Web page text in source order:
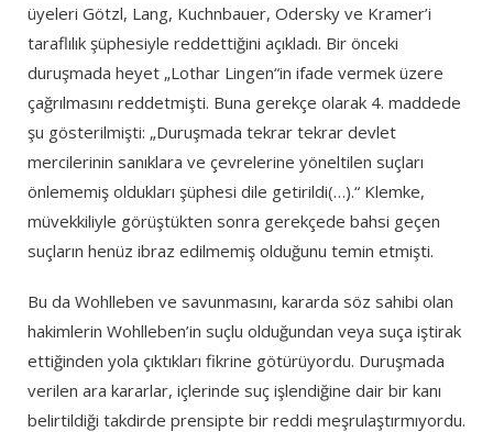
üyeleri Götzl, Lang, Kuchnbauer, Odersky ve Kramer’i
taraflılık şüphesiyle reddettiğini açıkladı. Bir önceki
duruşmada heyet „Lothar Lingen“in ifade vermek üzere
çağrılmasını reddetmişti. Buna gerekçe olarak 4. maddede
şu gösterilmişti: „Duruşmada tekrar tekrar devlet
mercilerinin sanıklara ve çevrelerine yöneltilen suçları
önlememiş oldukları şüphesi dile getirildi(…).“ Klemke,
müvekkiliyle görüştükten sonra gerekçede bahsi geçen
suçların henüz ibraz edilmemiş olduğunu temin etmişti.
Bu da Wohlleben ve savunmasını, kararda söz sahibi olan
hakimlerin Wohlleben’in suçlu olduğundan veya suça iştirak
ettiğinden yola çıktıkları fikrine götürüyordu. Duruşmada
verilen ara kararlar, içlerinde suç işlendiğine dair bir kanı
belirtildiği takdirde prensipte bir reddi meşrulaştırmıyordu.